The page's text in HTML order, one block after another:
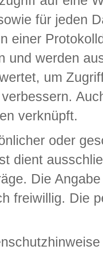
für jeden
einer
und werden
um
verknüpft.
oder
dient
Die
freiwillig. Die